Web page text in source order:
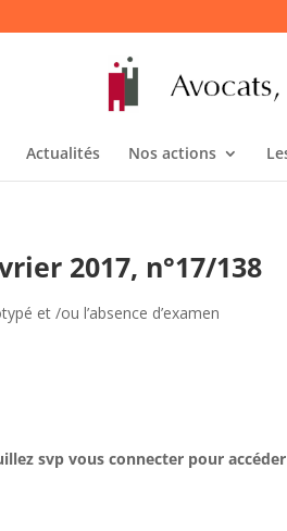
Actualités Nos actions
2017, n°17/138
et /ou l’absence d’examen
svp vous connecter pour